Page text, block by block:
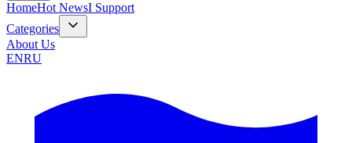
HomeHot NewsI Support
Categories
About Us
ENRU